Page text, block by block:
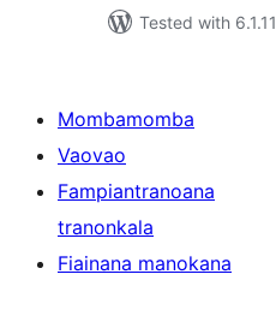
Tested with 6.1.11
Mombamomba
Vaovao
Fampiantranoana
tranonkala
Fiainana manokana